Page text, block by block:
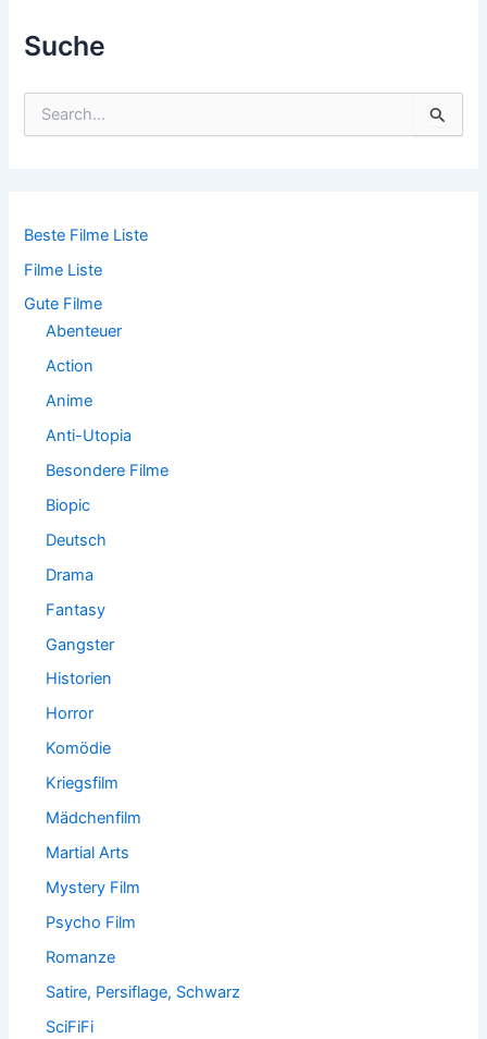
Suche
n
c
h
Beste Filme Liste
Filme Liste
Gute Filme
Abenteuer
Action
Anime
Anti-Utopia
Besondere Filme
Biopic
Deutsch
Drama
Fantasy
Gangster
Historien
Horror
Komödie
Kriegsfilm
Mädchenfilm
Martial Arts
Mystery Film
Psycho Film
Romanze
Satire, Persiflage, Schwarz
SciFiFi